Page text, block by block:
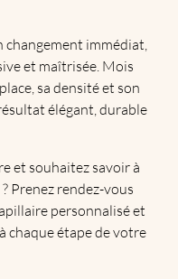
changement immédiat,
et maîtrisée. Mois
sa densité et son
élégant, durable
et souhaitez savoir à
Prenez rendez-vous
personnalisé et
chaque étape de votre